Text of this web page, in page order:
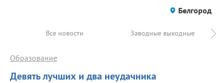
Белгород
Все новости Заводные выходные
Девять лучших и два неудачника
Образование